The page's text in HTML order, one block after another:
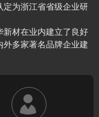
定为浙江省省级企业研
新材在业内建立了良好
多家著名品牌企业建